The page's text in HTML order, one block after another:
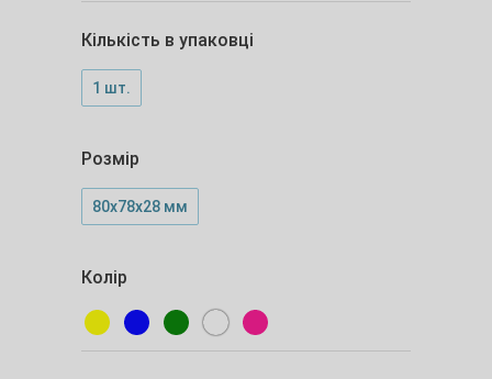
Кількість в упаковці
1 шт.
Розмір
80х78х28 мм
Колір